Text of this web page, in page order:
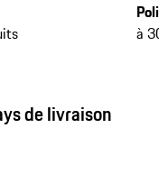
à
de livraison